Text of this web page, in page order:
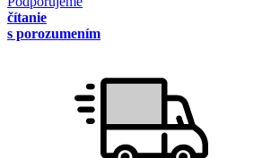
čítanie
s porozumením